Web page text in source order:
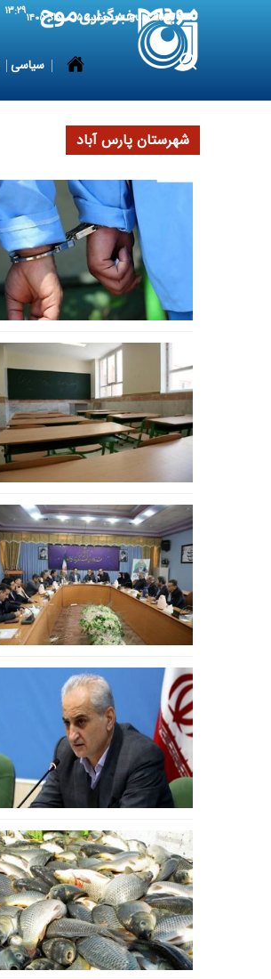
6 August 2026 پنجشنبه ۱۵ مرداد ۱۴۰۵ ۱۳:۲۹
سیاسی
شهرستان پارس آباد